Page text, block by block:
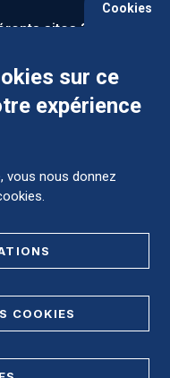
sites ?
?
Cookies
sur ce
expérience
vous nous donnez
COOKIES